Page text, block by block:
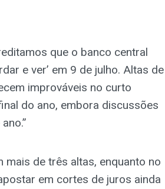
que o banco central
e ver’ em 9 de julho. Altas de
improváveis no curto
do ano, embora discussões
de três altas, enquanto no
em cortes de juros ainda